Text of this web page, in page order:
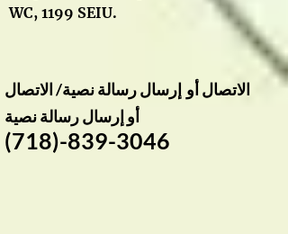
الاتصال أو إرسال رسالة نصية/ الاتصال
أو إرسال رسالة نصية
(718)-839-3046
WC, 1199 SEIU​.